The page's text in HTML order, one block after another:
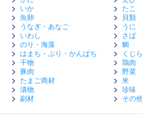
いか
たこ
魚卵
貝類
うなぎ・あなご
うに
いわし
さば
のり・海藻
鯛
はまち・ぶり・かんぱち
くじら
干物
鶏肉
豚肉
野菜
たまご商材
米
漬物
珍味
副材
その